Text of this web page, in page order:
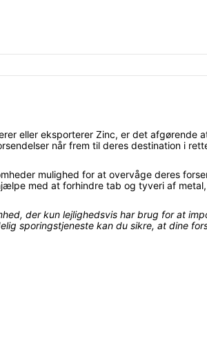
eller eksporterer Zinc, er det afgørende
når frem til deres destination i
mulighed for at overvåge deres
med at forhindre tab og tyveri af
der kun lejlighedsvis har brug for at
sporingstjeneste kan du sikre, at dine